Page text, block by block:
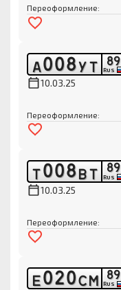
Переоформление:
А008УТ 89
RUS
10.03.25
Переоформление:
Т008ВТ 89
RUS
10.03.25
Переоформление:
Е020СМ 89
RUS